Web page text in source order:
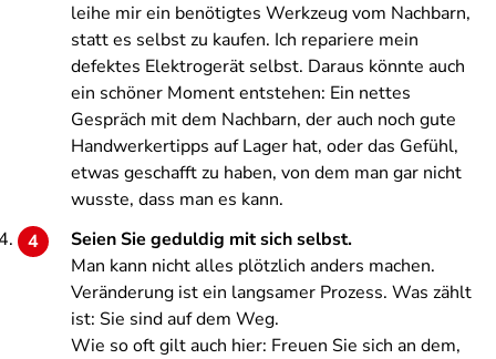
leihe mir ein benötigtes Werkzeug vom Nachbarn,
statt es selbst zu kaufen. Ich repariere mein
defektes Elektrogerät selbst. Daraus könnte auch
ein schöner Moment entstehen: Ein nettes
Gespräch mit dem Nachbarn, der auch noch gute
Handwerkertipps auf Lager hat, oder das Gefühl,
etwas geschafft zu haben, von dem man gar nicht
wusste, dass man es kann.
Seien Sie geduldig mit sich selbst.
Man kann nicht alles plötzlich anders machen.
Veränderung ist ein langsamer Prozess. Was zählt
ist: Sie sind auf dem Weg.
Wie so oft gilt auch hier: Freuen Sie sich an dem,